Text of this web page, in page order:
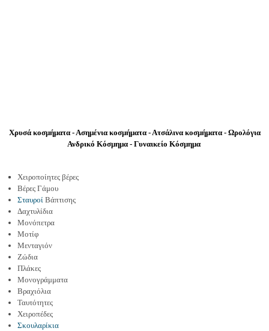
Χρυσά κοσμήματα - Ασημένια κοσμήματα - Ατσάλινα κοσμήματα - Ωρολόγια
Ανδρικό Κόσμημα - Γυναικείο Κόσμημα
Χειροποίητες βέρες
Βέρες Γάμου
Σταυροί Βάπτισης
Δαχτυλίδια
Μονόπετρα
Μοτίφ
Μενταγιόν
Ζώδια
Πλάκες
Μονογράμματα
Βραχιόλια
Ταυτότητες
Χειροπέδες
Σκουλαρίκια